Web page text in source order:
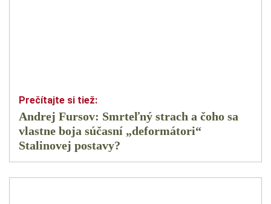
Andrej Fursov: Smrteľný strach a čoho sa
vlastne boja súčasní „deformátori“
Stalinovej postavy?